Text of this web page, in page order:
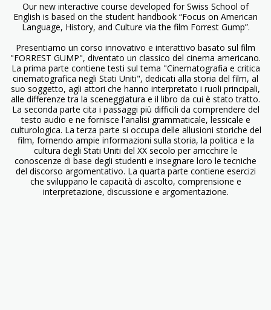
Our new interactive course developed for Swiss School of
English is based on the student handbook “Focus on American
Language, History, and Culture via the film Forrest Gump”.
Presentiamo un corso innovativo e interattivo basato sul film
"FORREST GUMP", diventato un classico del cinema americano.
La prima parte contiene testi sul tema "Cinematografia e critica
cinematografica negli Stati Uniti", dedicati alla storia del film, al
suo soggetto, agli attori che hanno interpretato i ruoli principali,
alle differenze tra la sceneggiatura e il libro da cui è stato tratto.
La seconda parte cita i passaggi più difficili da comprendere del
testo audio e ne fornisce l'analisi grammaticale, lessicale e
culturologica. La terza parte si occupa delle allusioni storiche del
film, fornendo ampie informazioni sulla storia, la politica e la
cultura degli Stati Uniti del XX secolo per arricchire le
conoscenze di base degli studenti e insegnare loro le tecniche
del discorso argomentativo. La quarta parte contiene esercizi
che sviluppano le capacità di ascolto, comprensione e
interpretazione, discussione e argomentazione.